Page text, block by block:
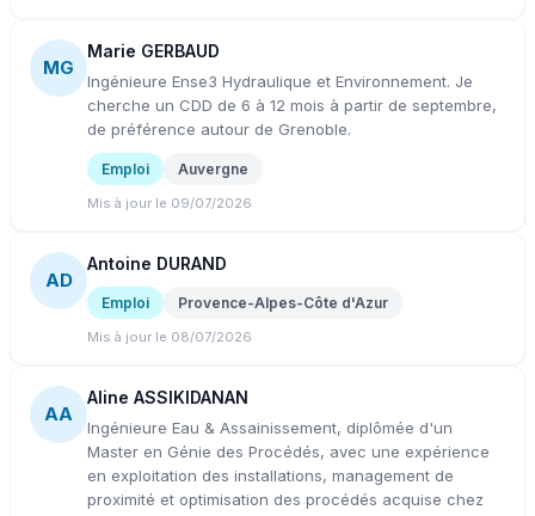
MG
Marie GERBAUD
Ingénieure Ense3 Hydraulique et Environnement. Je
cherche un CDD de 6 à 12 mois à partir de septembre,
de préférence autour de Grenoble.
Emploi Auvergne
Mis à jour le 09/07/2026
AD
Antoine DURAND
Emploi Provence-Alpes-Côte d'Azur
Mis à jour le 08/07/2026
AA
Aline ASSIKIDANAN
Ingénieure Eau & Assainissement, diplômée d'un
Master en Génie des Procédés, avec une expérience
en exploitation des installations, management de
proximité et optimisation des procédés acquise chez